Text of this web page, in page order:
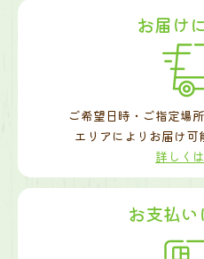
お届け
ご希望日時・ご指定場
エリアによりお届け可
詳しく
お支払